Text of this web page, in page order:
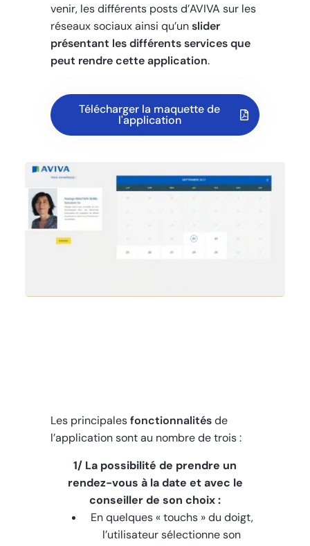
venir, les différents posts d’AVIVA sur les
réseaux sociaux ainsi qu’unslider
présentant les différents services que
peut rendre cette application.
Télécharger la maquette de
l'application
Les principalesfonctionnalitésde
l’application sont au nombre de trois :
1/ La possibilité de prendre un
rendez-vous à la date et avec le
conseiller de son choix :
En quelques « touchs » du doigt,
l’utilisateur sélectionne son